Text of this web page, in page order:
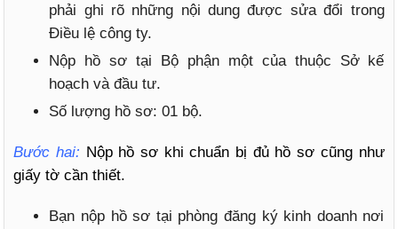
phải ghi rõ những nội dung được sửa đổi trong
Điều lệ công ty.
Nộp hồ sơ tại Bộ phận một của thuộc Sở kế
hoạch và đầu tư.
Số lượng hồ sơ: 01 bộ.
Bước hai: Nộp hồ sơ khi chuẩn bị đủ hồ sơ cũng như
giấy tờ cần thiết.
Bạn nộp hồ sơ tại phòng đăng ký kinh doanh nơi